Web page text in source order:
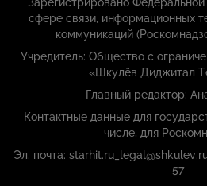
Зарегистрировано
сфере связи, информационных
коммуникаций
Учредитель: Общество с
«Шкулёв Диджитал
Главный редактор:
Контактные данные для
числе, для
Эл. почта:
57